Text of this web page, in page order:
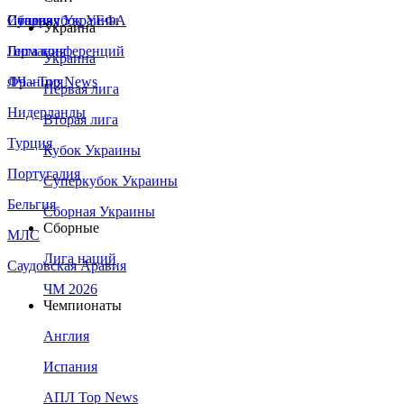
Сборная Украины
Италия
Германия
Франция
Нидерланды
Турция
Португалия
Бельгия
МЛС
Саудовская Аравия
Суперкубок УЕФА
Лига конференций
ЛЧ - Top News
Украина
Украина
Первая лига
Вторая лига
Кубок Украины
Суперкубок Украины
Сборная Украины
Сборные
Лига наций
ЧМ 2026
Чемпионаты
Англия
Испания
АПЛ Top News